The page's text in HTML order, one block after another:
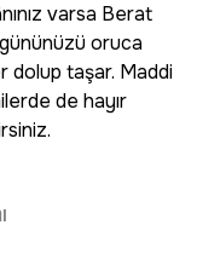
varsa Berat
oruca
dolup taşar. Maddi
de hayır